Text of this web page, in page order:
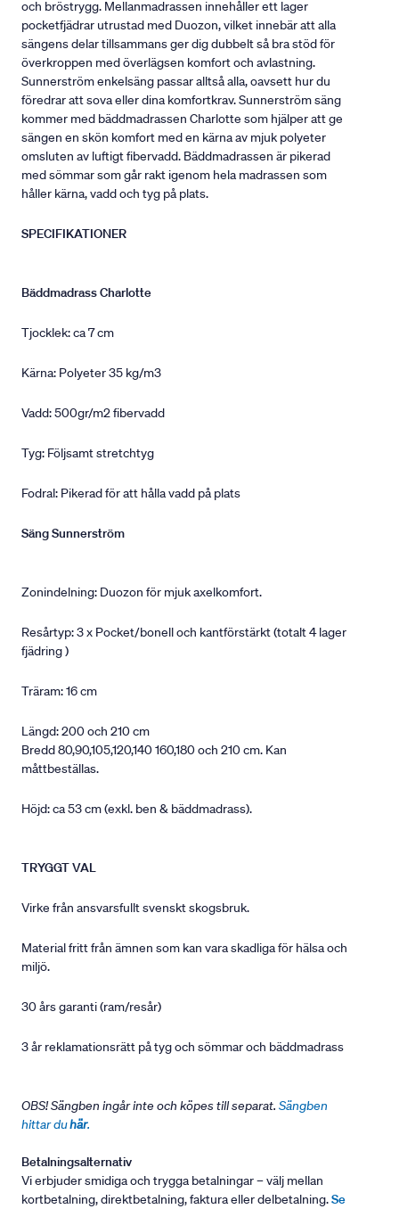
och bröstrygg. Mellanmadrassen innehåller ett lager
pocketfjädrar utrustad med Duozon, vilket innebär att alla
sängens delar tillsammans ger dig dubbelt så bra stöd för
överkroppen med överlägsen komfort och avlastning.
Sunnerström enkelsäng passar alltså alla, oavsett hur du
föredrar att sova eller dina komfortkrav. Sunnerström säng
kommer med bäddmadrassen Charlotte som hjälper att ge
sängen en skön komfort med en kärna av mjuk polyeter
omsluten av luftigt fibervadd. Bäddmadrassen är pikerad
med sömmar som går rakt igenom hela madrassen som
håller kärna, vadd och tyg på plats.
SPECIFIKATIONER
Bäddmadrass Charlotte
Tjocklek: ca 7 cm
Kärna: Polyeter 35 kg/m3
Vadd: 500gr/m2 fibervadd
Tyg: Följsamt stretchtyg
Fodral: Pikerad för att hålla vadd på plats
Säng Sunnerström
Zonindelning: Duozon för mjuk axelkomfort.
Resårtyp: 3 x Pocket/bonell och kantförstärkt (totalt 4 lager
fjädring )
Träram: 16 cm
Längd: 200 och 210 cm
Bredd 80,90,105,120,140 160,180 och 210 cm. Kan
måttbeställas.
Höjd: ca 53 cm (exkl. ben & bäddmadrass).
TRYGGT VAL
Virke från ansvarsfullt svenskt skogsbruk.
Material fritt från ämnen som kan vara skadliga för hälsa och
miljö.
30 års garanti (ram/resår)
3 år reklamationsrätt på tyg och sömmar och bäddmadrass
OBS! Sängben ingår inte och köpes till separat. Sängben
hittar duhär.
Betalningsalternativ
Vi erbjuder smidiga och trygga betalningar – välj mellan
kortbetalning, direktbetalning, faktura eller delbetalning.Se